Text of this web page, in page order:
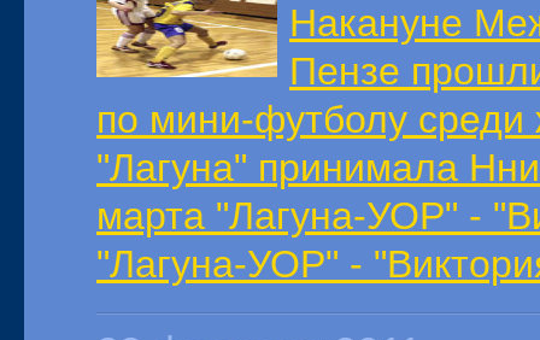
Накануне
Пензе
по мини-футболу среди
"Лагуна" принимала
марта "Лагуна-УОР" -
"Лагуна-УОР" -